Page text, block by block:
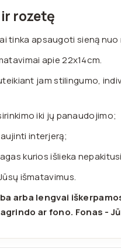
rozetę
tinka apsaugoti sieną nuo
apie 22x14cm.
jam stilingumo,
iki jų panaudojimo;
interjerą;
kurios išlieka
išmatavimus.
arba lengvai
ar fono. Fonas -